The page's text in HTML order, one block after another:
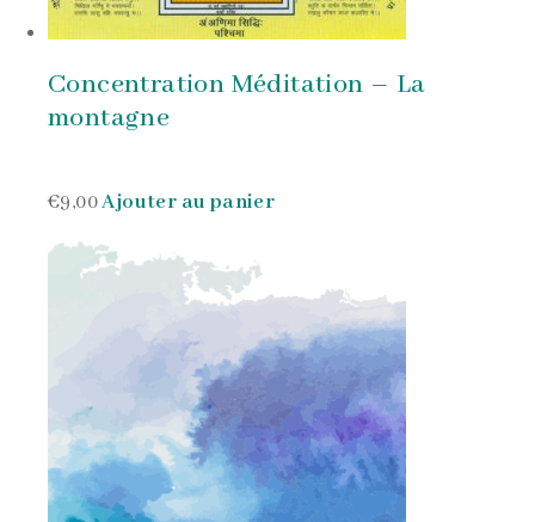
Concentration Méditation – La
montagne
€9,00Ajouter au panier